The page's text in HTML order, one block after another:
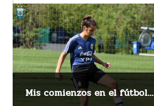
Mis comienzos en el fútbol...